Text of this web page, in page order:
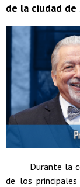
de la ciudad
Durante la
de los